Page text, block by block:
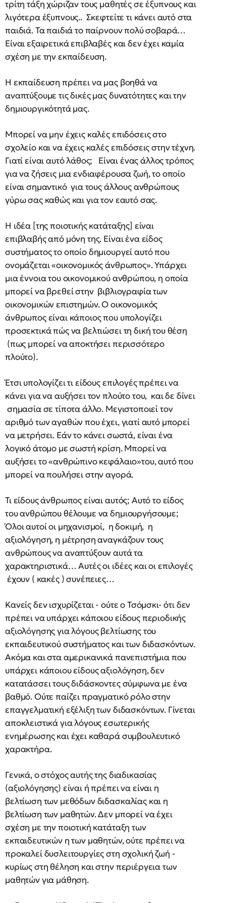
τρίτη τάξη χώριζαν τους μαθητές σε έξυπνους και
λιγότερα έξυπνους.. Σκεφτείτε τι κάνει αυτό στα
παιδιά. Τα παιδιά το παίρνουν πολύ σοβαρά…
Είναι εξαιρετικά επιβλαβές και δεν έχει καμία
σχέση με την εκπαίδευση.
Η εκπαίδευση πρέπει να μας βοηθά να
αναπτύξουμε τις δικές μας δυνατότητες και την
δημιουργικότητά μας.
Μπορεί να μην έχεις καλές επιδόσεις στο
σχολείο και να έχεις καλές επιδόσεις στην τέχνη.
Γιατί είναι αυτό λάθος; Είναι ένας άλλος τρόπος
για να ζήσεις μια ενδιαφέρουσα ζωή, το οποίο
είναι σημαντικό για τους άλλους ανθρώπους
γύρω σας καθώς και για τον εαυτό σας.
Η ιδέα [της ποιοτικής κατάταξης] είναι
επιβλαβής από μόνη της. Είναι ένα είδος
συστήματος το οποίο δημιουργεί αυτό που
ονομάζεται «οικονομικός άνθρωπος». Υπάρχει
μια έννοια του οικονομικού ανθρώπου, η οποία
μπορεί να βρεθεί στην βιβλιογραφία των
οικονομικών επιστημών. Ο οικονομικός
άνθρωπος είναι κάποιος που υπολογίζει
προσεκτικά πώς να βελτιώσει τη δική του θέση
(πως μπορεί να αποκτήσει περισσότερο
πλούτο).
Έτσι υπολογίζει τι είδους επιλογές πρέπει να
κάνει για να αυξήσει τον πλούτο του, και δε δίνει
σημασία σε τίποτα άλλο. Μεγιστοποιεί τον
αριθμό των αγαθών που έχει, γιατί αυτό μπορεί
να μετρήσει. Εάν το κάνει σωστά, είναι ένα
λογικό άτομο με σωστή κρίση. Μπορεί να
αυξήσει το «ανθρώπινο κεφάλαιο»του, αυτό που
μπορεί να πουλήσει στην αγορά.
Τι είδους άνθρωπος είναι αυτός; Αυτό το είδος
του ανθρώπου θέλουμε να δημιουργήσουμε;
Όλοι αυτοί οι μηχανισμοί, η δοκιμή, η
αξιολόγηση, η μέτρηση αναγκάζουν τους
ανθρώπους να αναπτύξουν αυτά τα
χαρακτηριστικά… Αυτές οι ιδέες και οι επιλογές
έχουν ( κακές ) συνέπειες…
Κανείς δεν ισχυρίζεται - ούτε ο Τσόμσκι- ότι δεν
πρέπει να υπάρχει κάποιου είδους περιοδικής
αξιολόγησης για λόγους βελτίωσης του
εκπαιδευτικού συστήματος και των διδασκόντων.
Ακόμα και στα αμερικανικά πανεπιστήμια που
υπάρχει κάποιου είδους αξιολόγηση, δεν
κατατάσσει τους διδάσκοντες σύμφωνα με ένα
βαθμό. Ούτε παίζει πραγματικό ρόλο στην
επαγγελματική εξέλιξη των διδασκόντων. Γίνεται
αποκλειστικά για λόγους εσωτερικής
ενημέρωσης και έχει καθαρά συμβουλευτικό
χαρακτήρα.
Γενικά, ο στόχος αυτής της διαδικασίας
(αξιολόγησης) είναι ή πρέπει να είναι η
βελτίωση των μεθόδων διδασκαλίας και η
βελτίωση των μαθητών. Δεν μπορεί να έχει
σχέση με την ποιοτική κατάταξη των
εκπαιδευτικών η των μαθητών, ούτε πρέπει να
προκαλεί δυσλειτουργίες στη σχολική ζωή -
κυρίως στη θέληση και στην περιέργεια των
μαθητών για μάθηση.